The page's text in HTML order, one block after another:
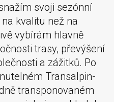
svoji sezónní
kvalitu než na
vybírám hlavně
trasy, převýšení
a zážitků. Po
Transalpin-
transponovaném